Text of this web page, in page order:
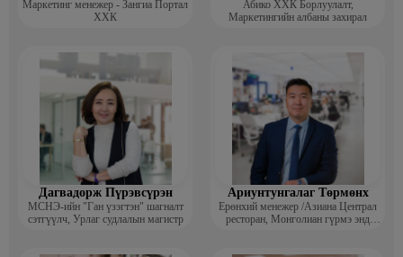
Маркетинг менежер - Зангиа Портал
ХХК
Абико ХХК Борлуулалт,
Маркетингийн албаны захирал
Дагвадорж Пүрэвсүрэн
МСНЭ-ийн "Ган үзэгтэн" шагналт
сэтгүүлч, Урлаг судлалын магистр
Ариунтунгалаг Төрмөнх
Ерөнхий менежер /Азиана Централ
ресторан, Монголиан гүрмэ энд